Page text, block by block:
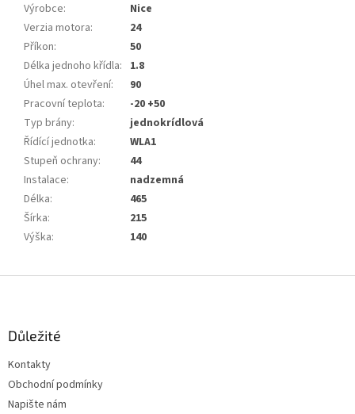
Výrobce:
Nice
Verzia motora:
24
Příkon:
50
Délka jednoho křídla: 1.8
Úhel max. otevření:
90
Pracovní teplota:
-20 +50
Typ brány:
jednokrídlová
Řídící jednotka:
WLA1
Stupeň ochrany:
44
Instalace:
nadzemná
Délka:
465
Šírka:
215
Výška: 140
Důležité
Kontakty
Obchodní podmínky
Napište nám